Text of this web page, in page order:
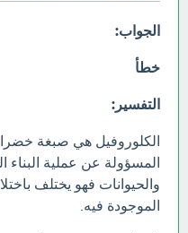
الجواب:
خطأ
التفسير:
الكلوروفيل هي صبغة
المسؤولة عن عملية البناء
والحيوانات فهو يختلف
الموجودة فيه.